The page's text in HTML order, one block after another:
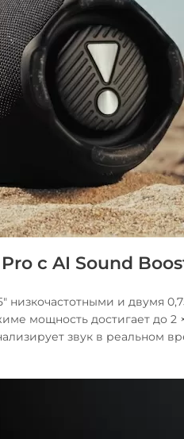
с AI Sound
низкочастотными и двумя
мощность достигает до 2 ×
звук в реальном